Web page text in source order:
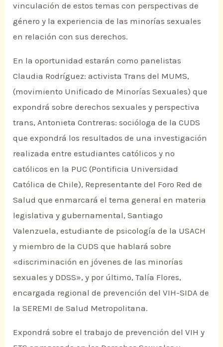
vinculación de estos temas con perspectivas de
género y la experiencia de las minorías sexuales
en relación con sus derechos.
En la oportunidad estarán como panelistas
Claudia Rodríguez: activista Trans del MUMS,
(movimiento Unificado de Minorías Sexuales) que
expondrá sobre derechos sexuales y perspectiva
trans, Antonieta Contreras: socióloga de la CUDS
que expondrá los resultados de una investigación
realizada entre estudiantes católicos y no
católicos en la PUC (Pontificia Universidad
Católica de Chile), Representante del Foro Red de
Salud que enmarcará el tema general en materia
legislativa y gubernamental, Santiago
Valenzuela, estudiante de psicología de la USACH
y miembro de la CUDS que hablará sobre
«discriminación en jóvenes de las minorías
sexuales y DDSS», y por último, Talía Flores,
encargada regional de prevención del VIH-SIDA de
la SEREMI de Salud Metropolitana.
Expondrá sobre el trabajo de prevención del VIH y